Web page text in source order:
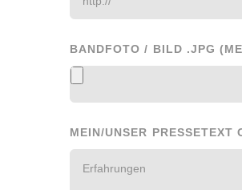
BANDFOTO / BILD .JPG
MEIN/UNSER PRESSETEXT